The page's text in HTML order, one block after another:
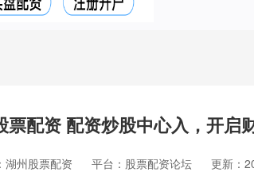
票配资 配资炒股中心入，开启
湖州股票配资 平台：股票配资论坛 更新：